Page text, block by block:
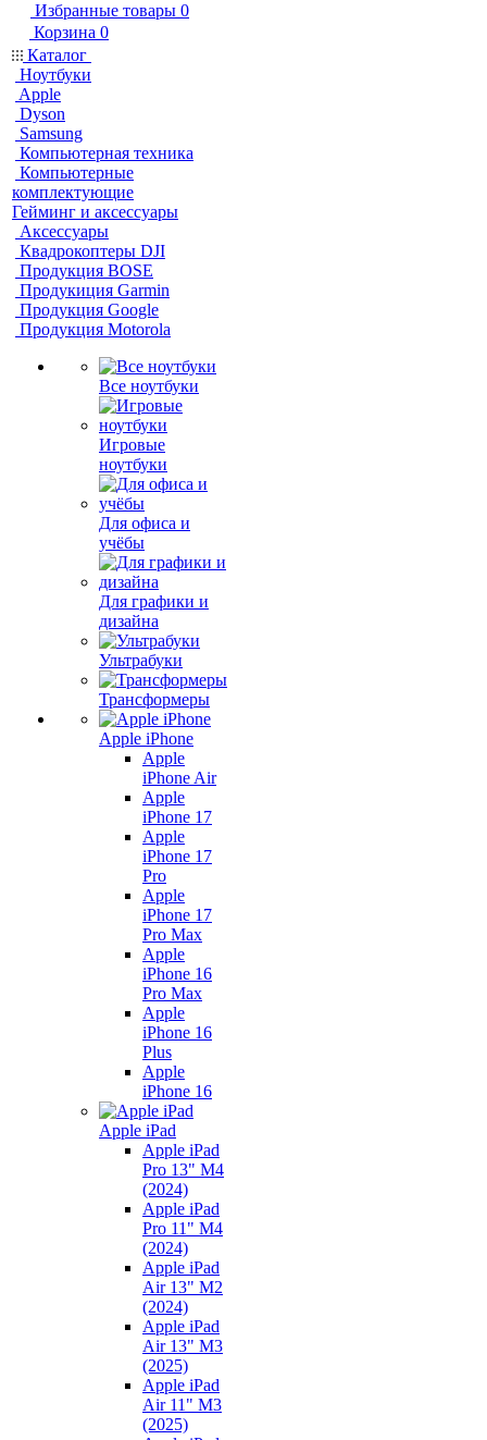
Избранные товары 0
Корзина 0
Каталог
Ноутбуки
Apple
Dyson
Samsung
Компьютерная техника
Компьютерные
комплектующие
Гейминг и аксессуары
Аксессуары
Квадрокоптеры DJI
Продукция BOSE
Продукиция Garmin
Продукция Google
Продукция Motorola
Все ноутбуки
Игровые
ноутбуки
Для офиса и
учёбы
Для графики и
дизайна
Ультрабуки
Трансформеры
Apple iPhone
Apple
iPhone Air
Apple
iPhone 17
Apple
iPhone 17
Pro
Apple
iPhone 17
Pro Max
Apple
iPhone 16
Pro Max
Apple
iPhone 16
Plus
Apple
iPhone 16
Apple iPad
Apple iPad
Pro 13" M4
(2024)
Apple iPad
Pro 11" M4
(2024)
Apple iPad
Air 13" M2
(2024)
Apple iPad
Air 13" M3
(2025)
Apple iPad
Air 11" M3
(2025)